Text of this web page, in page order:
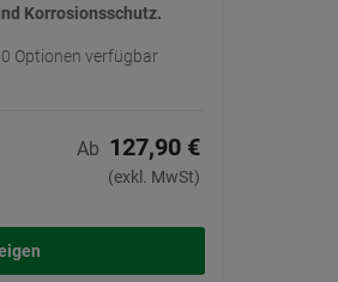
Korrosionsschutz.
Optionen verfügbar
Ab 127,90 €
(exkl. MwSt)